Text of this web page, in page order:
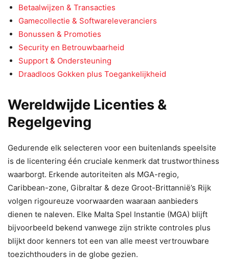
Betaalwijzen & Transacties
Gamecollectie & Softwareleveranciers
Bonussen & Promoties
Security en Betrouwbaarheid
Support & Ondersteuning
Draadloos Gokken plus Toegankelijkheid
Wereldwijde Licenties &
Regelgeving
Gedurende elk selecteren voor een buitenlands speelsite
is de licentering één cruciale kenmerk dat trustworthiness
waarborgt. Erkende autoriteiten als MGA-regio,
Caribbean-zone, Gibraltar & deze Groot-Brittannië’s Rijk
volgen rigoureuze voorwaarden waaraan aanbieders
dienen te naleven. Elke Malta Spel Instantie (MGA) blijft
bijvoorbeeld bekend vanwege zijn strikte controles plus
blijkt door kenners tot een van alle meest vertrouwbare
toezichthouders in de globe gezien.